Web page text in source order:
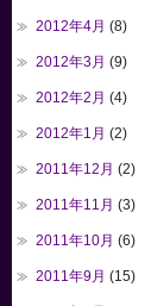
2012年4月 (8)
2012年3月 (9)
2012年2月 (4)
2012年1月 (2)
2011年12月 (2)
2011年11月 (3)
2011年10月 (6)
2011年9月 (15)